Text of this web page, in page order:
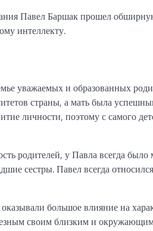
Павел Баршак прошел
интеллекту.
уважаемых и образованных
страны, а мать была
личности, поэтому с самого
родителей, у Павла всегда
сестры. Павел всегда
большое влияние на
своим близким и